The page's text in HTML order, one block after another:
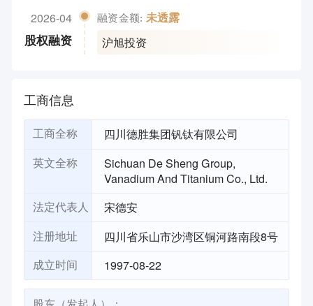
2026-04
股权融资
融资金额: 未透露
沪旭投资
工商信息
工商全称 四川德胜集团钒钛有限公司
英文全称
Sichuan De Sheng Group,
Vanadium And Titanium Co., Ltd.
法定代表人 宋德安
注册地址 四川省乐山市沙湾区铜河路南段8号
成立时间 1997-08-22